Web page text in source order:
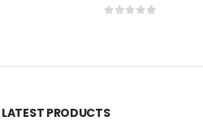
LATEST PRODUCTS